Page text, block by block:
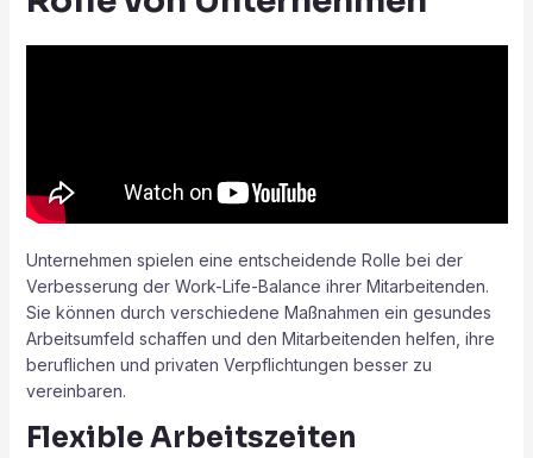
Unternehmen spielen eine entscheidende Rolle bei der
Verbesserung der Work-Life-Balance ihrer Mitarbeitenden.
Sie können durch verschiedene Maßnahmen ein gesundes
Arbeitsumfeld schaffen und den Mitarbeitenden helfen, ihre
beruflichen und privaten Verpflichtungen besser zu
vereinbaren.
Flexible Arbeitszeiten